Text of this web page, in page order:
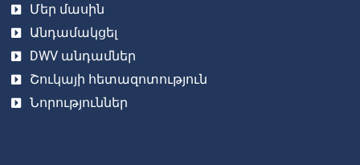
Մեր մասին
Անդամակցել
DWV անդամներ
Շուկայի հետազոտություն
Նորություններ